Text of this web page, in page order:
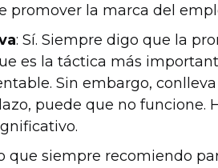
promover la marca del
: Sí. Siempre digo que la
es la táctica más
Sin embargo,
puede que no funcione.
que siempre recomiendo